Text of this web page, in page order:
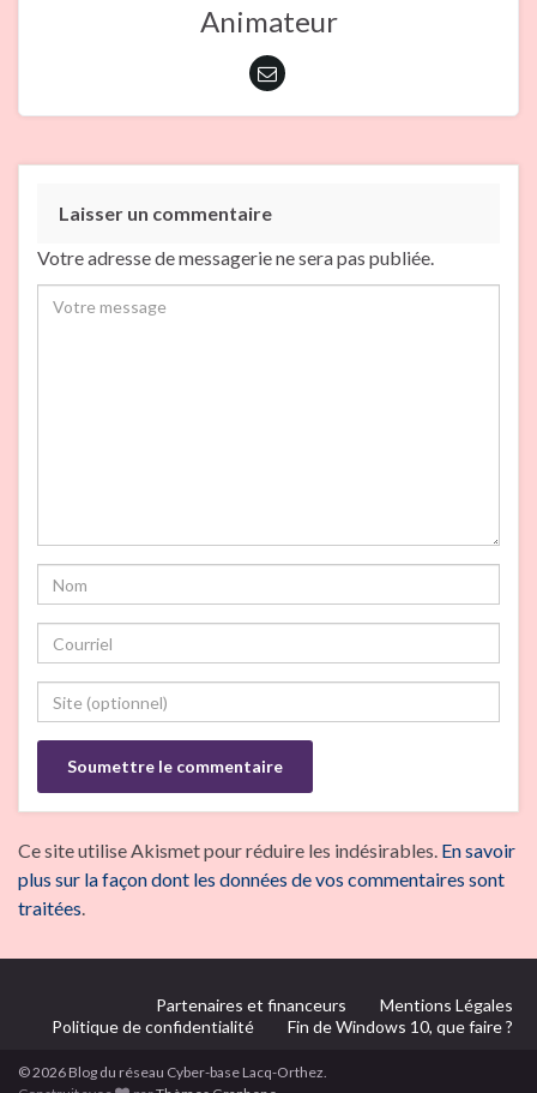
Animateur
Laisser un commentaire
Votre adresse de messagerie ne sera pas publiée.
Ce site utilise Akismet pour réduire les indésirables. En savoir
plus sur la façon dont les données de vos commentaires sont
traitées.
Partenaires et financeurs
Mentions Légales
Politique de confidentialité
Fin de Windows 10, que faire ?
© 2026 Blog du réseau Cyber-base Lacq-Orthez.